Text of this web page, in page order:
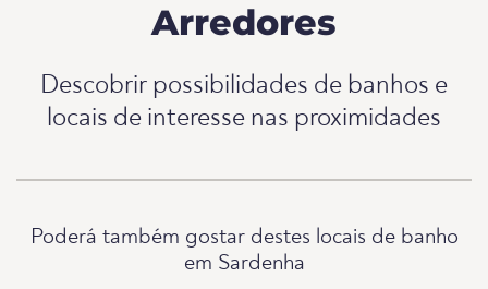
Arredores
Descobrir possibilidades de banhos e
locais de interesse nas proximidades
Poderá também gostar destes locais de banho
em Sardenha